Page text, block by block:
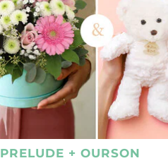
PRELUDE + OURSON